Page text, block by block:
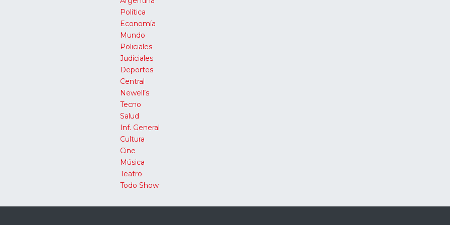
Política
Economía
Mundo
Policiales
Judiciales
Deportes
Central
Newell’s
Tecno
Salud
Inf. General
Cultura
Cine
Música
Teatro
Todo Show